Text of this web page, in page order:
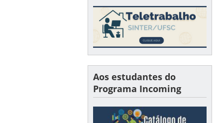
Aos estudantes do
Programa Incoming